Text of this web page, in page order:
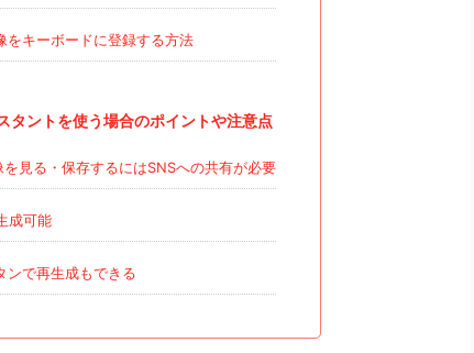
をキーボードに登録する方法
タントを使う場合のポイントや注意点
見る・保存するにはSNSへの共有が必要
成可能
ンで再生成もできる